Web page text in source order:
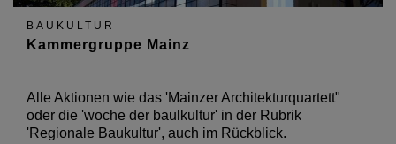
BAUKULTUR
Kammergruppe Mainz
Alle Aktionen wie das 'Mainzer Architekturquartett"
oder die 'woche der baulkultur' in der Rubrik
'Regionale Baukultur', auch im Rückblick.